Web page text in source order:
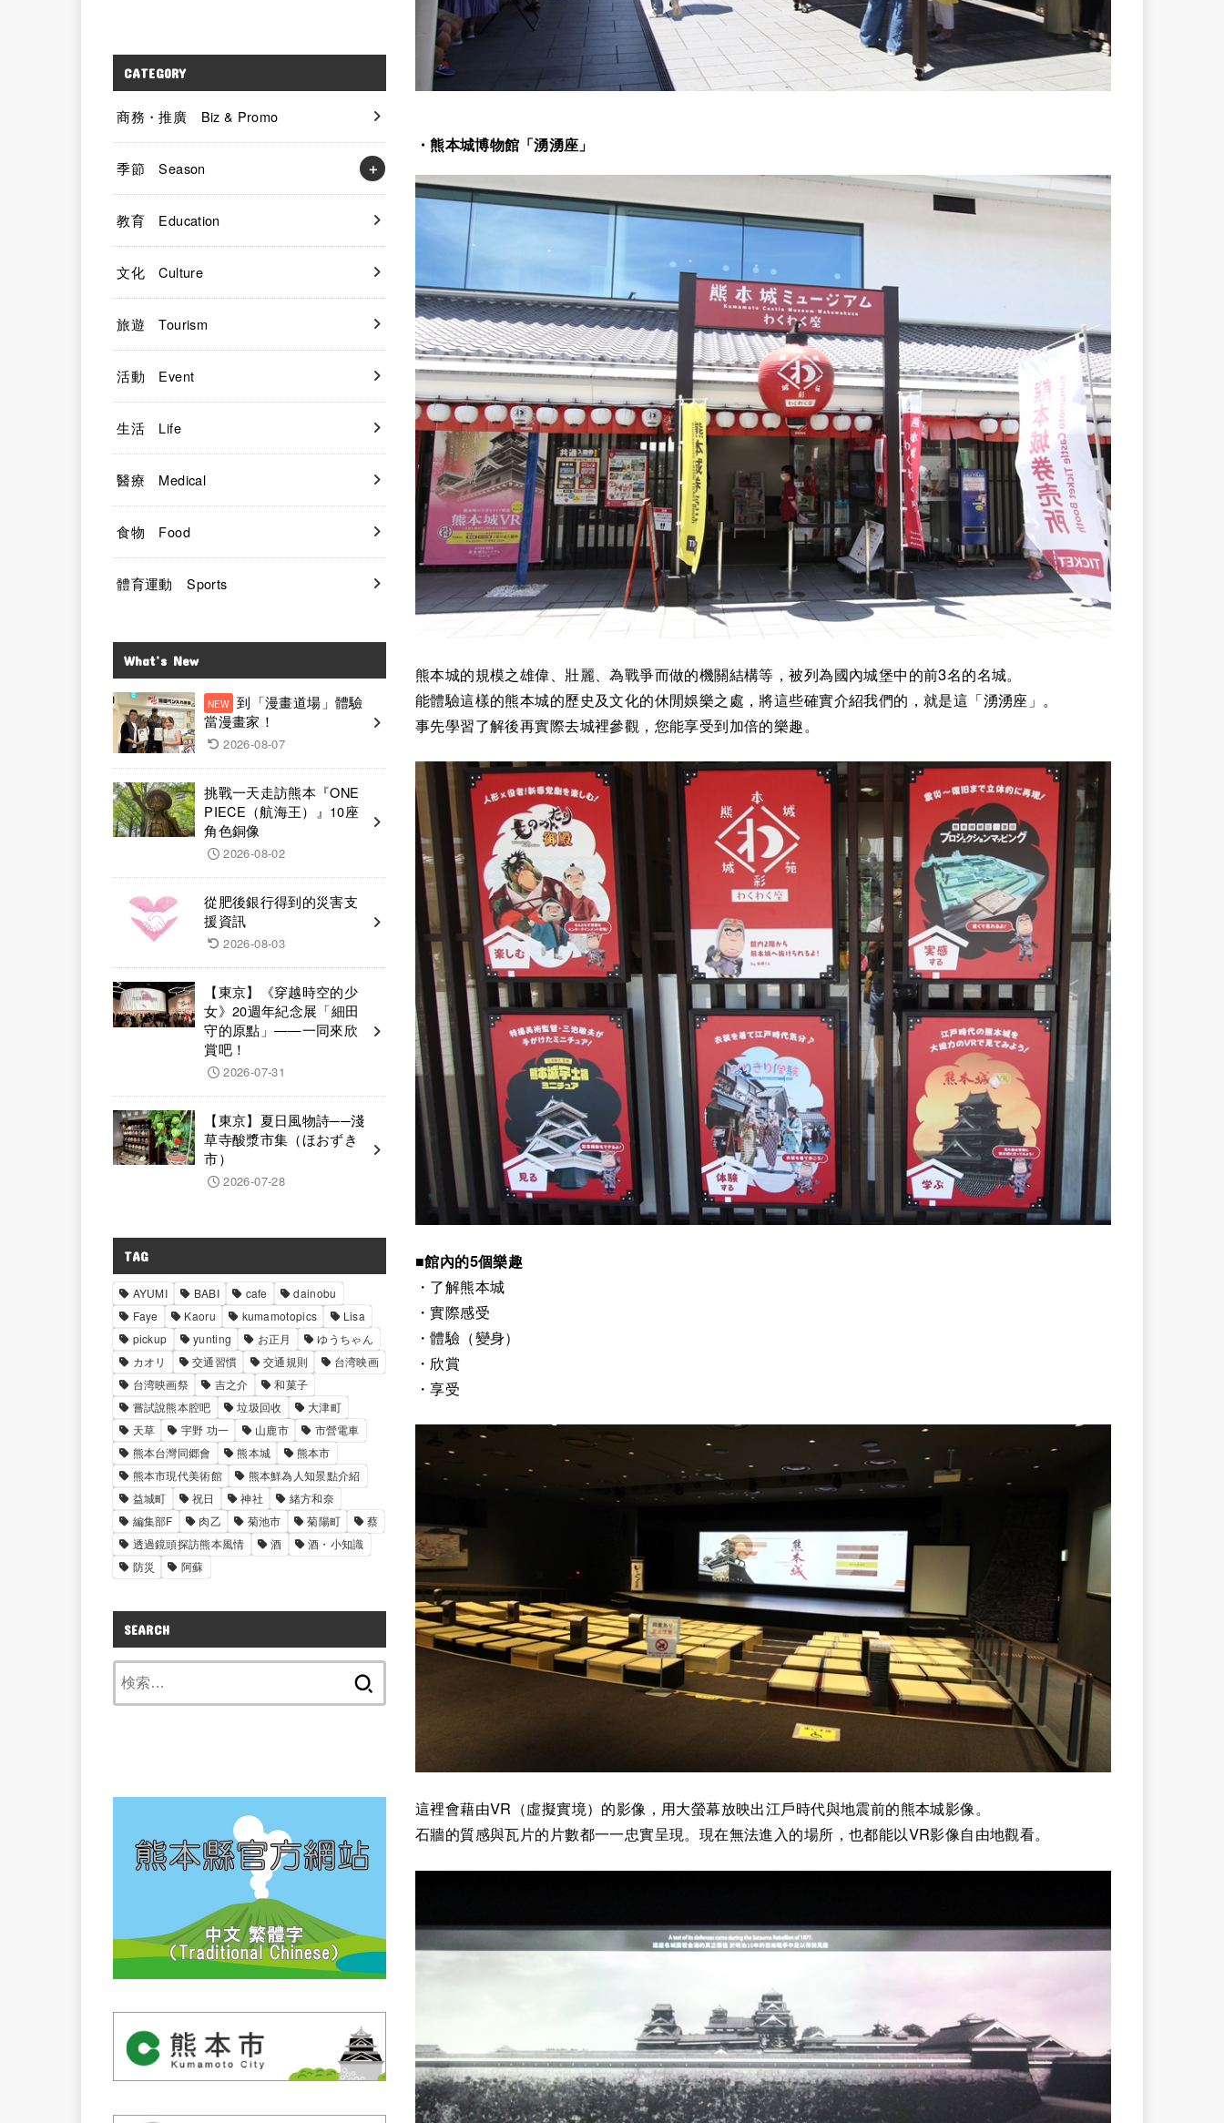
・熊本城博物館「湧湧座」
熊本城的規模之雄偉、壯麗、為戰爭而做的機關結構等，被列為國內城堡中的前3名的名城。
能體驗這樣的熊本城的歷史及文化的休閒娛樂之處，將這些確實介紹我們的，就是這「湧湧座」。
事先學習了解後再實際去城裡參觀，您能享受到加倍的樂趣。
■館內的5個樂趣
・了解熊本城
・實際感受
・體驗（變身）
・欣賞
・享受
這裡會藉由VR（虛擬實境）的影像，用大螢幕放映出江戶時代與地震前的熊本城影像。
石牆的質感與瓦片的片數都一一忠實呈現。現在無法進入的場所，也都能以VR影像自由地觀看。
CATEGORY
商務・推廣 Biz & Promo
季節 Season
教育 Education
文化 Culture
旅遊 Tourism
活動 Event
生活 Life
醫療 Medical
食物 Food
體育運動 Sports
What’s New
到「漫畫道場」體驗
當漫畫家！
2026-08-07
挑戰一天走訪熊本『ONE
PIECE（航海王）』10座
角色銅像
2026-08-02
從肥後銀行得到的災害支
援資訊
2026-08-03
【東京】《穿越時空的少
女》20週年紀念展「細田
守的原點」——一同來欣
賞吧！
2026-07-31
【東京】夏日風物詩──淺
草寺酸漿市集（ほおずき
市）
2026-07-28
TAG
AYUMI BABI cafe
dainobu
Faye
Kaoru kumamotopics
Lisa
pickup
yunting お正月
ゆうちゃん
カオリ
交通習慣 交通規則
台湾映画
台湾映画祭
吉之介
和菓子
嘗試說熊本腔吧
垃圾回收
大津町
天草
宇野 功一 山鹿市
市營電車
熊本台灣同郷會
熊本城
熊本市
熊本市現代美術館
熊本鮮為人知景點介紹
益城町
祝日 神社
緒方和奈
編集部F
肉乙 菊池市 菊陽町
蔡
透過鏡頭探訪熊本風情
酒
酒・小知識
防災
阿蘇
SEARCH